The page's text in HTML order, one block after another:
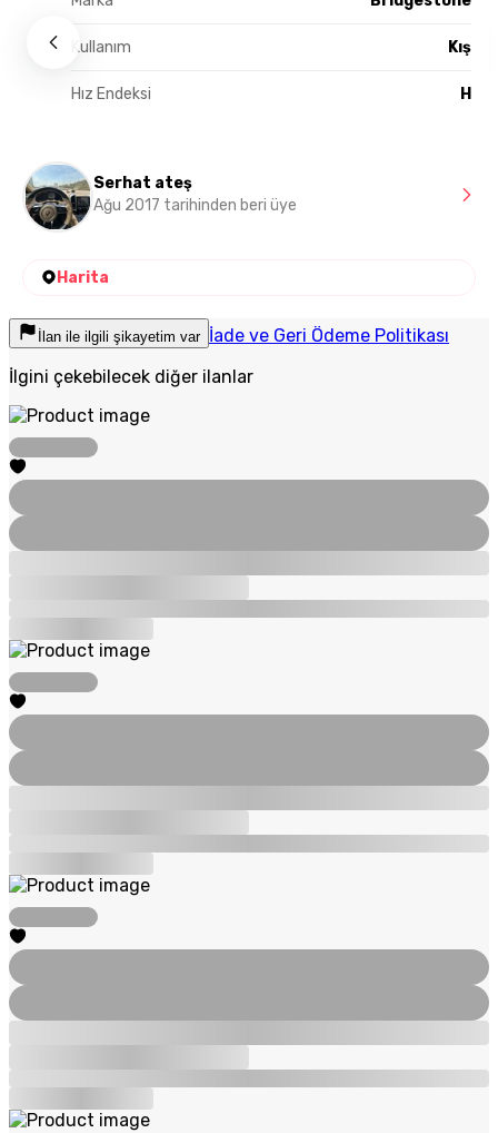
Kullanım Kış
Hız Endeksi H
Serhat ateş
Ağu 2017 tarihinden beri üye
Harita
İlan ile ilgili şikayetim var İade ve Geri Ödeme Politikası
İlgini çekebilecek diğer ilanlar